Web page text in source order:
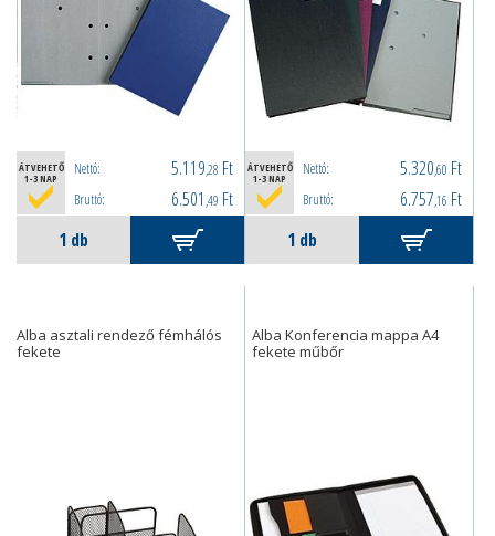
ÁTVEHETŐ
1-3 NAP
Nettó: 5.119,28 Ft
Bruttó: 6.501 ,49 Ft
ÁTVEHETŐ
1-3 NAP
Nettó: 5.320,60 Ft
Bruttó: 6.757,16 Ft
Alba asztali rendező fémhálós
fekete
Alba Konferencia mappa A4
fekete műbőr